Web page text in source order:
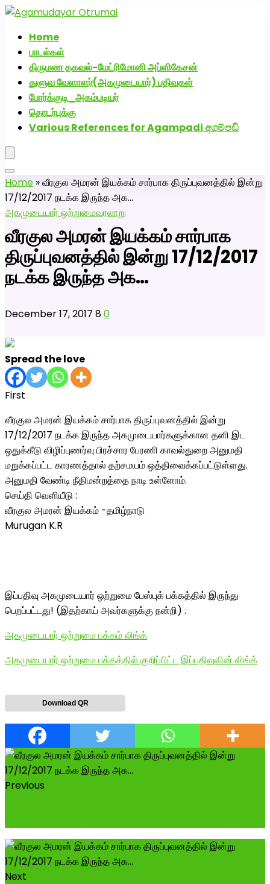
Home
பாடல்கள்
திருமண தகவல்-மேட்ரிமோனி அப்ளிகேசன்
துளுவ வேளாளர்(அகமுடையார்) பதிவுகள்
போர்க்குடி_அகம்படியர்
தொடர்புக்கு
Various References for Agampadi අගම්පඩි
Home »வீரகுல அமரன் இயக்கம் சார்பாக திருப்புவனத்தில் இன்று
17/12/2017 நடக்க இருந்த அக…
அகமுடையார் ஒற்றுமைவரலாறு
வீரகுல அமரன் இயக்கம் சார்பாக
திருப்புவனத்தில் இன்று 17/12/2017
நடக்க இருந்த அக…
December 17, 2017 80
Spread the love
First
வீரகுல அமரன் இயக்கம் சார்பாக திருப்புவனத்தில் இன்று
17/12/2017 நடக்க இருந்த அகமுடையார்களுக்கான தனி இட
ஒதுக்கீடு விழிப்புணர்வு பிரச்சார பேரணி காவல்துறை அனுமதி
மறுக்கப்பட்ட காரணத்தால் தற்சமயம் ஒத்திவைக்கப்பட்டுள்ளது.
அனுமதி வேண்டி நீதிமன்றத்தை நாடி உள்ளோம்.
செய்தி வெளியீடு :
வீரகுல அமரன் இயக்கம் -தமிழ்நாடு
Murugan K.R
இப்பதிவு அகமுடையார் ஒற்றுமை பேஸ்புக் பக்கத்தில் இருந்து
பெறப்பட்டது! (இதற்காய் அவர்களுக்கு நன்றி) .
அகமுடையார் ஒற்றுமை பக்கம் லிங்க்
அகமுடையார் ஒற்றுமை பக்கத்தில் குறிப்பிட்ட இப்பதிவுவின் லிங்க்
Download QR
Previous
Next
அகமுடையார் திருமண வரன்களுக்கு அகமுடையார்மேட்ரி-